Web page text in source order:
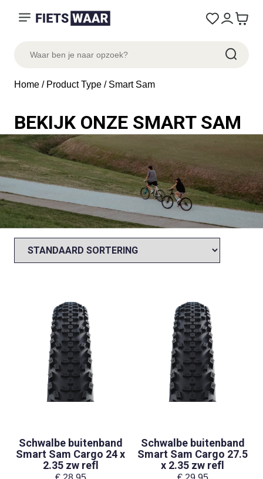
Home / Product Type / Smart Sam
BEKIJK ONZE SMART SAM
Schwalbe buitenband
Smart Sam Cargo 24 x
2.35 zw refl
Schwalbe buitenband
Smart Sam Cargo 27.5
x 2.35 zw refl